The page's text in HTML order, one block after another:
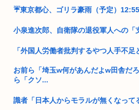
☔東京都心、ゴリラ豪雨（予定）12:55
小泉進次郎、自衛隊の退役軍人への「
「外国人労働者批判するやつ人手不
お前ら「埼玉w何があんだよw田舎だ
ら「クソ...
識者「日本人からモラルが無くなって